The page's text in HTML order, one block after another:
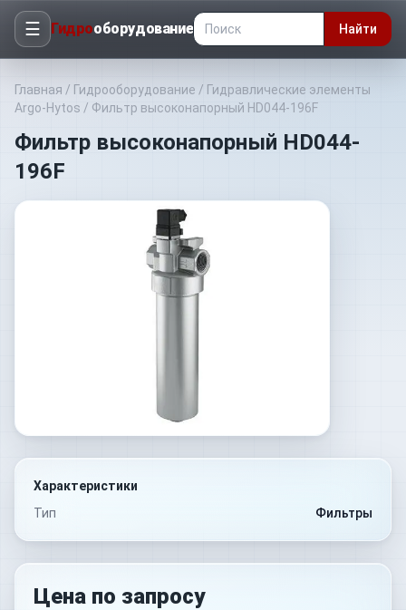
☰ Гидрооборудование Найти
Главная / Гидрооборудование / Гидравлические элементы
Argo-Hytos / Фильтр высоконапорный HD044-196F
Фильтр высоконапорный HD044-
196F
Характеристики
Тип
Фильтры
Цена по запросу